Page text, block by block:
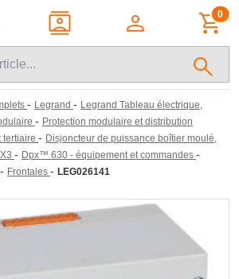
0
- Legrand - Legrand Tableau électrique,
- Protection modulaire et distribution
tertiaire - Disjoncteur de puissance boîtier moulé,
- Dpx™ 630 - équipement et commandes -
- Frontales - LEG026141